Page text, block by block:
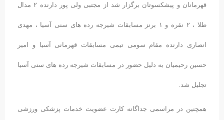
قهرمانان و پیشکسوتان برگزار شد از مجتبی ولی پور دارنده ۲ مدال
طلا ، ۲ نقره و ۱ برنز مسابقات شیرجه رده های سنی آسیا ، مهدی
انصاری دارنده مقام سومی تیمی مسابقات قهرمانی آسیا و امیر
حسین رحیمیان به دلیل حضور در مسابقات شیرجه رده های سنی آسیا
تجلیل شد.
همچنین در مراسمی جداگانه کارت عضویت خدمات پزشکی ورزشی